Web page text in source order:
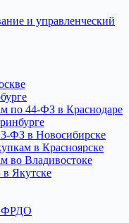
и управленческий
по 44-ФЗ в Краснодаре
ФЗ в Новосибирске
в Красноярске
во Владивостоке
Якутске
ФРДО